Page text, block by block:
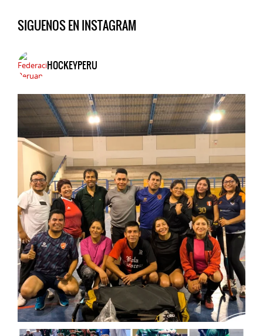
SIGUENOS EN INSTAGRAM
HOCKEYPERU